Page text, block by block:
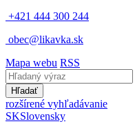
+421 444 300 244
obec@likavka.sk
Mapa webu RSS
Hľadať
rozšírené vyhľadávanie
SKSlovensky